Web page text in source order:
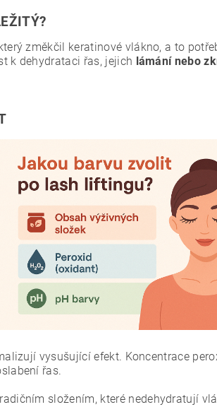
změkčil keratinové vlákno, a to
k dehydrataci řas, jejich lámání nebo
vysušující efekt. Koncentrace
řas.
složením, které nedehydratují